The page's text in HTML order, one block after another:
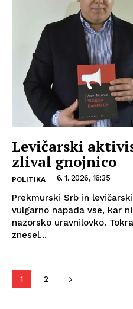
Levičarski
zlival gnojnico
POLITIKA 6. 1. 2026, 16:35
Prekmurski Srb in
vulgarno napada vse, kar
nazorsko uravnilovko.
znesel...
1 2